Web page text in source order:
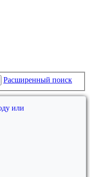
Расширенный поиск